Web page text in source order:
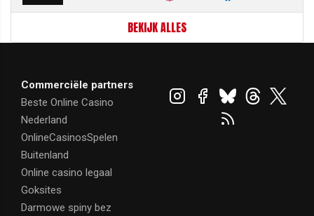
BEKIJK ALLES
Commerciële partners
Beste Online Casino
Nederland
OnlineCasinosSpelen
Buitenland
Online casino legaal
Goksites
Darmowe spiny bez